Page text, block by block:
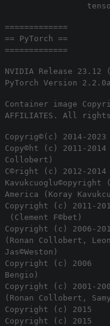
tensorrt_llm/
=============
== PyTorch ==
=============
NVIDIA Release 23.12
PyTorch Version
Container image
AFFILIATES. All
Copyrig©(c) 2014-2023
Copy©ht (c) 2011-
Collobert)
C©right (c) 2012-
Kavukcuoglu©opyright
America (Koray
Copyright (c)
(Clement F©bet)
Copyright (c) 2006-
(Ronan Collobert,
Jas©Weston)
Copyright (c) 2006
Bengio)
Copyright (c) 2001-
(Ronan Collobert,
Copyright (c) 2015
Copyright (c) 2015